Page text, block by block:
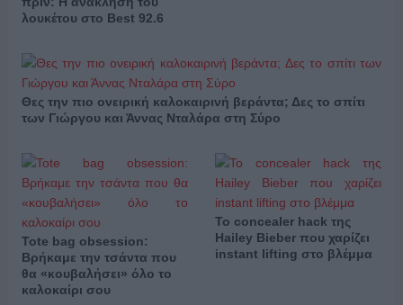
λουκέτου στο Best 92.6
Θες την πιο ονειρική καλοκαιρινή βεράντα; Δες το σπίτι
των Γιώργου και Άννας Νταλάρα στη Σύρο
Tote bag obsession:
Βρήκαμε την τσάντα που
θα «κουβαλήσει» όλο το
καλοκαίρι σου
Το concealer hack της
Hailey Bieber που χαρίζει
instant lifting στο βλέμμα